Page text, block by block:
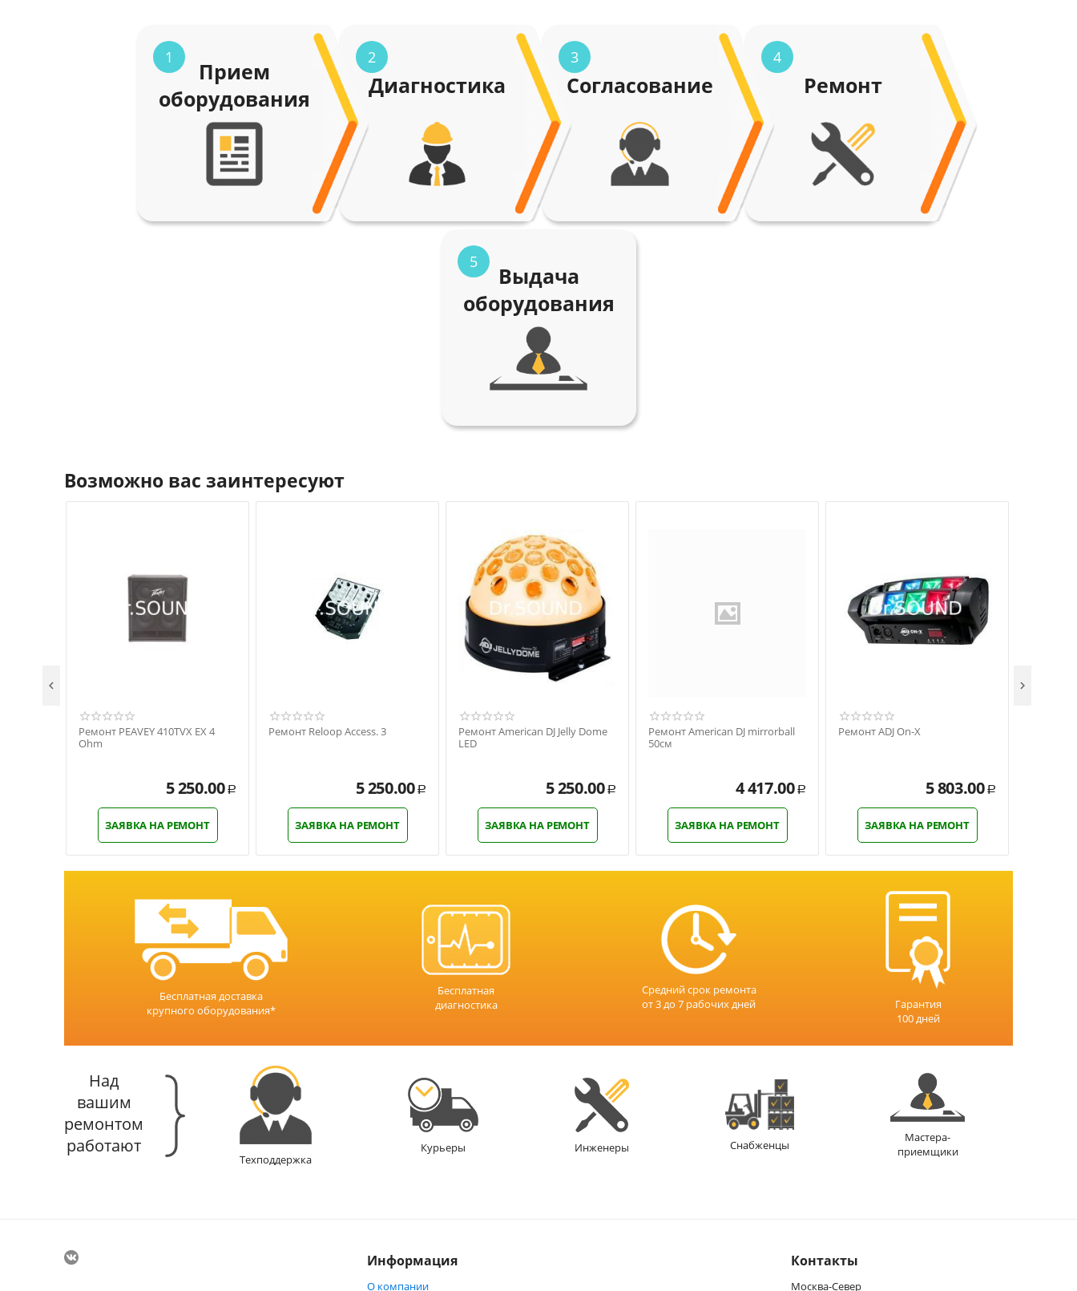
1
Прием
оборудования
2
Диагностика
3
Согласование
4
Ремонт
5
Выдача
оборудования
Возможно вас заинтересуют
Ремонт PEAVEY 410TVX EX 4
Ohm
5 250.00 Р
ЗАЯВКА НА РЕМОНТ
Ремонт Reloop Access. 3
5 250.00 Р
ЗАЯВКА НА РЕМОНТ
Ремонт American DJ Jelly Dome
LED
5 250.00 Р
ЗАЯВКА НА РЕМОНТ
Ремонт American DJ mirrorball
50см
4 417.00 Р
ЗАЯВКА НА РЕМОНТ
Ремонт ADJ On-X
5 803.00 Р
ЗАЯВКА НА РЕМОНТ
 
Бесплатная доставка
крупного оборудования*
Бесплатная
диагностика
Средний срок ремонта
от 3 до 7 рабочих дней
Гарантия
100 дней
Над
вашим
ремонтом
работают
Техподдержка
Курьеры Инженеры Снабженцы
Мастера-
приемщики
Информация
О компании
Контакты
Москва-Север